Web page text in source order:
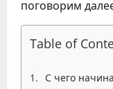
поговорим
Table of
С чего